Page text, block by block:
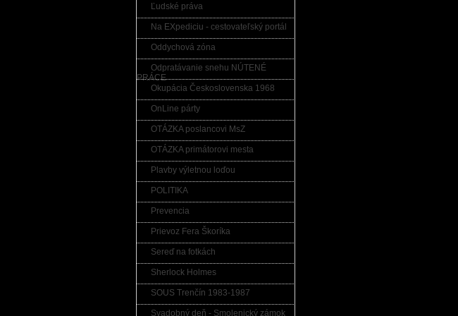
Ľudské práva
Na EXpediciu - cestovateľský portál
Oddychová zóna
Odpratávanie snehu NÚTENÉ
PRÁCE
Okupácia Československa 1968
OnLine párty
OTÁZKA poslancovi MsZ
OTÁZKA primátorovi mesta
Plavby výletnou loďou
POLITIKA
Prevencia
Prievoz Fera Škoríka
Sereď na fotkách
Sherlock Holmes
SOUS Trenčín 1983-1987
Svadobný deň - Smolenický zámok